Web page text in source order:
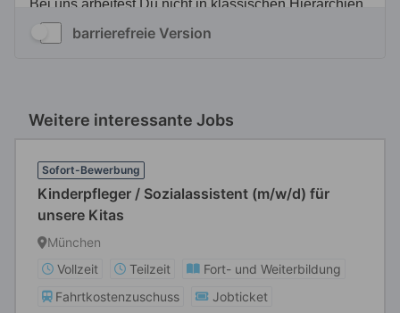
barrierefreie Version
Weitere interessante Jobs
Sofort-Bewerbung
Kinderpfleger / Sozialassistent (m/w/d) für
unsere Kitas
München
Vollzeit
Teilzeit
Fort- und Weiterbildung
Fahrtkostenzuschuss
Jobticket